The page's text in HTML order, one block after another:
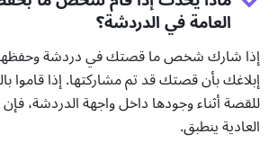
العامة في الدردشة؟
إذا شارك شخص ما قصتك في دردشة وحفظها
إبلاغك بأن قصتك قد تم مشاركتها. إذا قاموا
للقصة أثناء وجودها داخل واجهة الدردشة،
العادية ينطبق.